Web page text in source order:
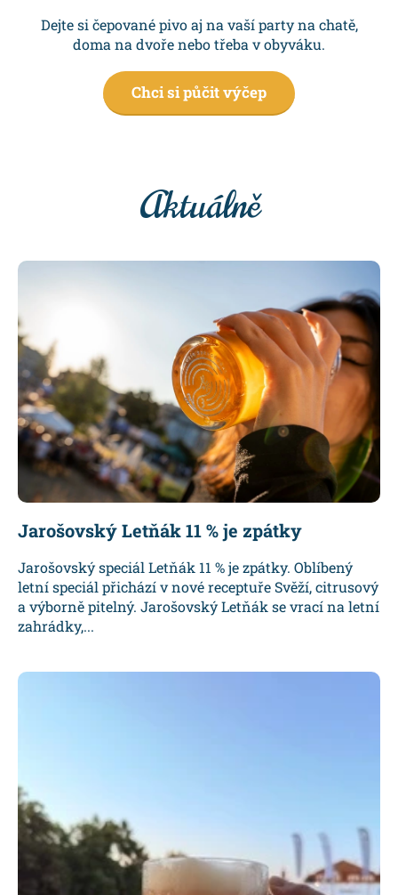
Dejte si čepované pivo aj na vaší party na chatě,
doma na dvoře nebo třeba v obyváku.
Chci si půčit výčep
Jarošovský Letňák 11 % je zpátky
Jarošovský speciál Letňák 11 % je zpátky. Oblíbený
letní speciál přichází v nové receptuře Svěží, citrusový
a výborně pitelný. Jarošovský Letňák se vrací na letní
zahrádky,...